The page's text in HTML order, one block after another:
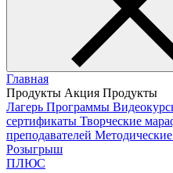
Главная
Продукты Акция Продукты
Лагерь Программы
сертификаты Творческие
преподавателей
Розыгрыш
ПЛЮС